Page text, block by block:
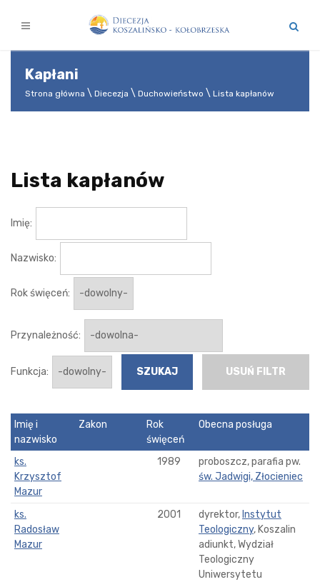
Kapłani
Strona główna Diecezja Duchowieństwo Lista kapłanów
Lista kapłanów
Imię:
Nazwisko:
Rok święceń:
Przynależność:
Funkcja: USUŃ FILTR
Imię i
nazwisko
Zakon
Rok
święceń
Obecna posługa
ks.
Krzysztof
Mazur
1989
proboszcz, parafia pw.
św. Jadwigi, Złocieniec
ks.
Radosław
Mazur
2001 dyrektor, Instytut
Teologiczny, Koszalin
adiunkt, Wydział
Teologiczny
Uniwersytetu